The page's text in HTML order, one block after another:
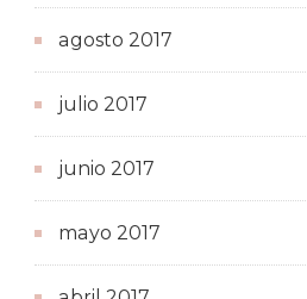
agosto 2017
julio 2017
junio 2017
mayo 2017